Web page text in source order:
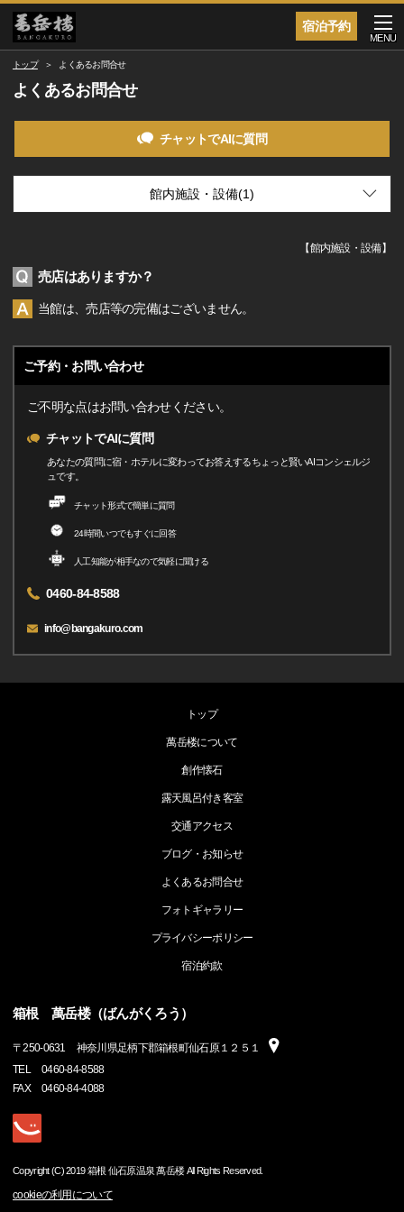
宿泊予約
MENU
トップ よくあるお問合せ
よくあるお問合せ
チャットでAIに質問
【館内施設・設備】
売店はありますか？
当館は、売店等の完備はございません。
ご予約・お問い合わせ
ご不明な点はお問い合わせください。
チャットでAIに質問
あなたの質問に宿・ホテルに変わってお答えするちょっと賢いAIコンシェルジ
ュです。
チャット形式で簡単に質問
24時間いつでもすぐに回答
人工知能が相手なので気軽に聞ける
0460-84-8588
info@bangakuro.com
トップ
萬岳楼について
創作懐石
露天風呂付き客室
交通アクセス
ブログ・お知らせ
よくあるお問合せ
フォトギャラリー
プライバシーポリシー
宿泊約款
箱根 萬岳楼（ばんがくろう）
〒250-0631
神奈川県足柄下郡箱根町仙石原１２５１
TEL
0460-84-8588
FAX
0460-84-4088
Copyright (C) 2019 箱根 仙石原温泉 萬岳楼 All Rights Reserved.
cookieの利用について